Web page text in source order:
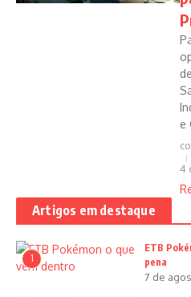
e
4
Artigos em destaque
1
ETB
pena
7 de